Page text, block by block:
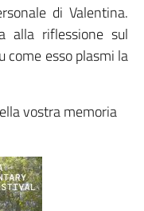
di Valentina.
alla riflessione sul
come esso plasmi la
vostra memoria